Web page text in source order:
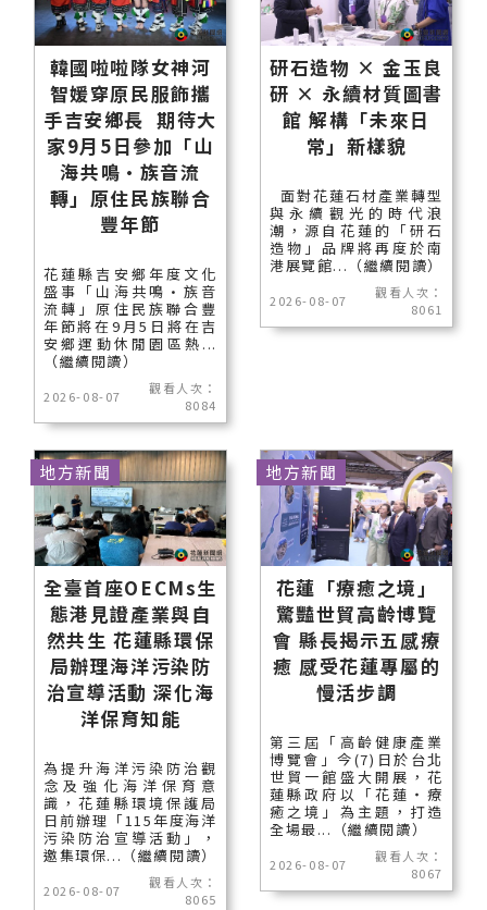
韓國啦啦隊女神河
智媛穿原民服飾攜
手吉安鄉長 期待大
家9月5日參加「山
海共鳴•族音流
轉」原住民族聯合
豐年節
花蓮縣吉安鄉年度文化
盛事「山海共鳴•族音
流轉」原住民族聯合豐
年節將在9月5日將在吉
安鄉運動休閒園區熱...
（繼續閱讀）
2026-08-07
觀看人次：
8084
研石造物 × 金玉良
研 × 永續材質圖書
館 解構「未來日
常」新樣貌
面對花蓮石材產業轉型
與永續觀光的時代浪
潮，源自花蓮的「研石
造物」品牌將再度於南
港展覽館...（繼續閱讀）
2026-08-07
觀看人次：
8061
全臺首座OECMs生
態港見證產業與自
然共生 花蓮縣環保
局辦理海洋污染防
治宣導活動 深化海
洋保育知能
為提升海洋污染防治觀
念及強化海洋保育意
識，花蓮縣環境保護局
日前辦理「115年度海洋
污染防治宣導活動」，
邀集環保...（繼續閱讀）
2026-08-07
觀看人次：
8065
地方新聞
花蓮「療癒之境」
驚豔世貿高齡博覽
會 縣長揭示五感療
癒 感受花蓮專屬的
慢活步調
第三屆「高齡健康產業
博覽會」今(7)日於台北
世貿一館盛大開展，花
蓮縣政府以「花蓮‧療
癒之境」為主題，打造
全場最...（繼續閱讀）
2026-08-07
觀看人次：
8067
地方新聞